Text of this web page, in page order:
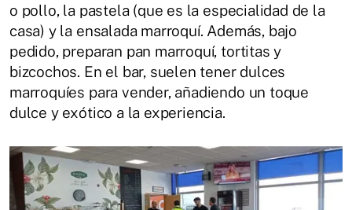
o pollo, la pastela (que es la especialidad de la
casa) y la ensalada marroquí. Además, bajo
pedido, preparan pan marroquí, tortitas y
bizcochos. En el bar, suelen tener dulces
marroquíes para vender, añadiendo un toque
dulce y exótico a la experiencia.